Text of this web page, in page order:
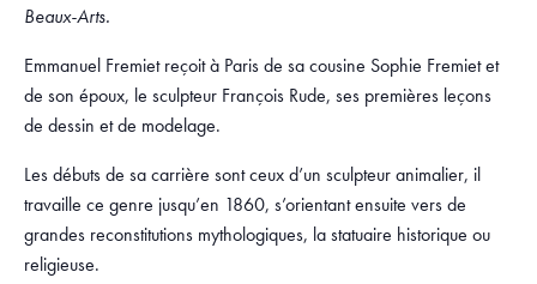
Beaux-Arts.
Emmanuel Fremiet reçoit à Paris de sa cousine Sophie Fremiet et
de son époux, le sculpteur François Rude, ses premières leçons
de dessin et de modelage.
Les débuts de sa carrière sont ceux d’un sculpteur animalier, il
travaille ce genre jusqu’en 1860, s’orientant ensuite vers de
grandes reconstitutions mythologiques, la statuaire historique ou
religieuse.